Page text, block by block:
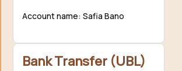
Account name: Safia Bano
Bank Transfer (UBL)